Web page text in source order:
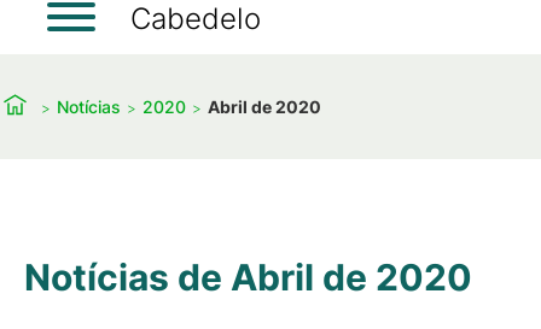
Cabedelo
Notícias 2020 Abril de 2020
Notícias de Abril de 2020